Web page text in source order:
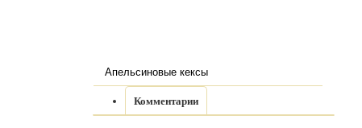
Апельсиновые кексы
Комментарии